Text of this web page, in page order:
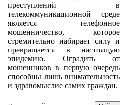
преступлений в
телекоммуникационной среде
является телефонное
мошенничество, которое
стремительно набирает силу и
превращается в настоящую
эпидемию. Оградить от
мошенников в первую очередь
способны лишь внимательность
и здравомыслие самих граждан.